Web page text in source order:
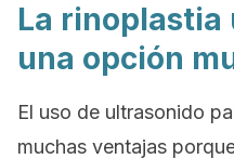
La rinoplastia
una opción
El uso de ultrasonido
muchas ventajas